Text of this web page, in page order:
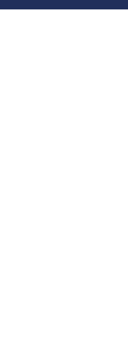
Saltar